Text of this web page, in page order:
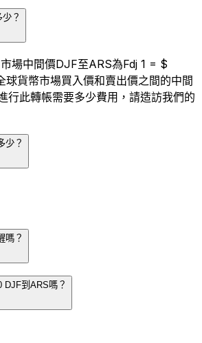
？
場中間價DJF至ARS為Fdj 1 = $
貨幣市場買入價和賣出價之間的中間
行此轉帳需要多少費用，請造訪我們的
少？
嗎？
DJF到ARS嗎？